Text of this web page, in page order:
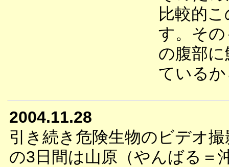
比較的
す。そ
の腹部
ている
2004.11.28
引き続き危険生物のビデオ
の3日間は山原（やんばる＝